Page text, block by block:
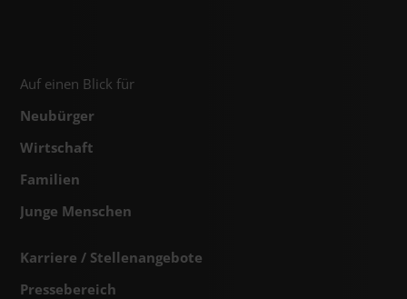
Auf einen Blick für
Neubürger
Wirtschaft
Familien
Junge Menschen
Karriere / Stellenangebote
Pressebereich